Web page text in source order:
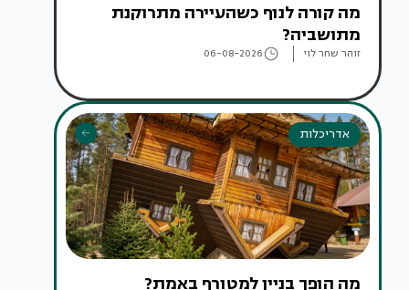
מה קורה לנוף כשהעיירה מתרוקנת
מתושביה?
זוהר שחר לוי 06-08-2026
אדריכלות
מה הופך בניין למטורף באמת?